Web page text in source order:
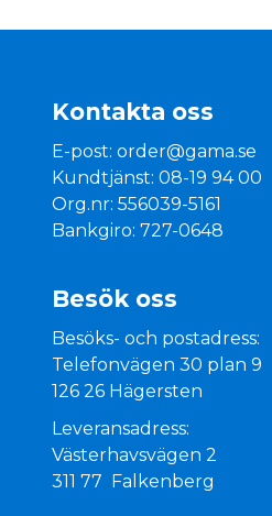
Kontakta oss
E-post:order@gama.se
Kundtjänst: 08-19 94 00
Org.nr: 556039-5161
Bankgiro: 727-0648
Besök oss
Besöks- och postadress:
Telefonvägen 30 plan 9
126 26 Hägersten
Leveransadress:
Västerhavsvägen 2
311 77 Falkenberg